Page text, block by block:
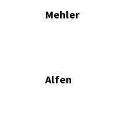
Mehler
Alfen